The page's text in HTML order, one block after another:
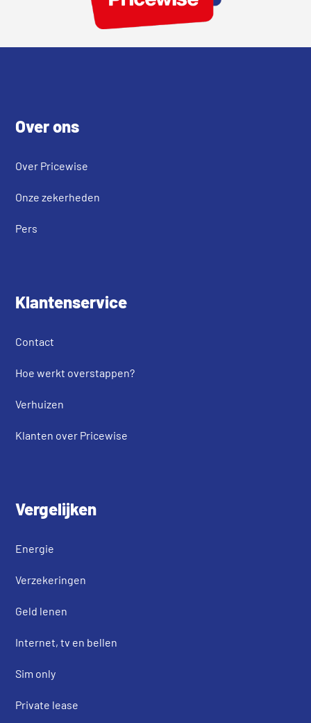
Over ons
Over Pricewise
Onze zekerheden
Pers
Klantenservice
Contact
Hoe werkt overstappen?
Verhuizen
Klanten over Pricewise
Vergelijken
Energie
Verzekeringen
Geld lenen
Internet, tv en bellen
Sim only
Private lease